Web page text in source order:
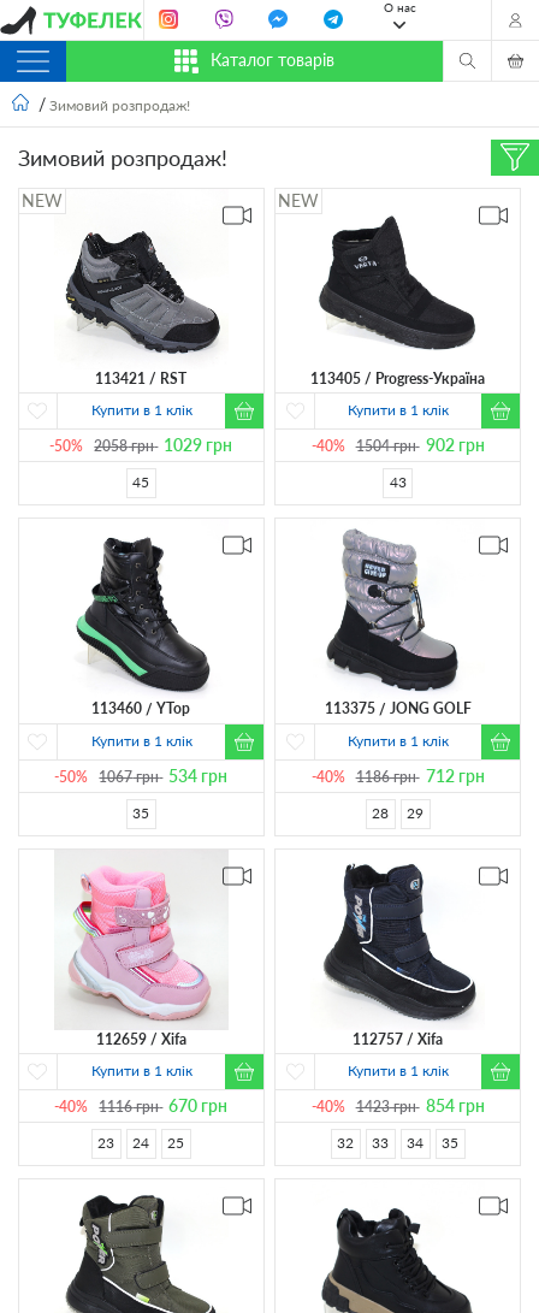
О нас
Каталог товарів
Зимовий розпродаж!
Зимовий розпродаж!
113421
RST
Купити в 1 клік
-50% 2058грн 1029 грн
45
113405
Progress-Україна
Купити в 1 клік
-40% 1504грн 902грн
43
113460
YTop
Купити в 1 клік
-50% 1067грн 534 грн
35
113375
JONG GOLF
Купити в 1 клік
-40% 1186грн 712грн
28 29
112659
Xifa
Купити в 1 клік
-40% 1116грн 670 грн
23 24 25
112757
Xifa
Купити в 1 клік
-40% 1423грн 854грн
32 33 34 35